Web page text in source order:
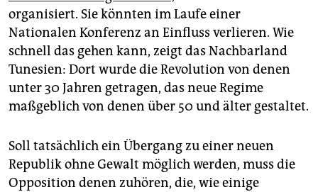
organisiert. Sie könnten im Laufe einer
Nationalen Konferenz an Einfluss verlieren. Wie
schnell das gehen kann, zeigt das Nachbarland
Tunesien: Dort wurde die Revolution von denen
unter 30 Jahren getragen, das neue Regime
maßgeblich von denen über 50 und älter gestaltet.
Soll tatsächlich ein Übergang zu einer neuen
Republik ohne Gewalt möglich werden, muss die
Opposition denen zuhören, die, wie einige